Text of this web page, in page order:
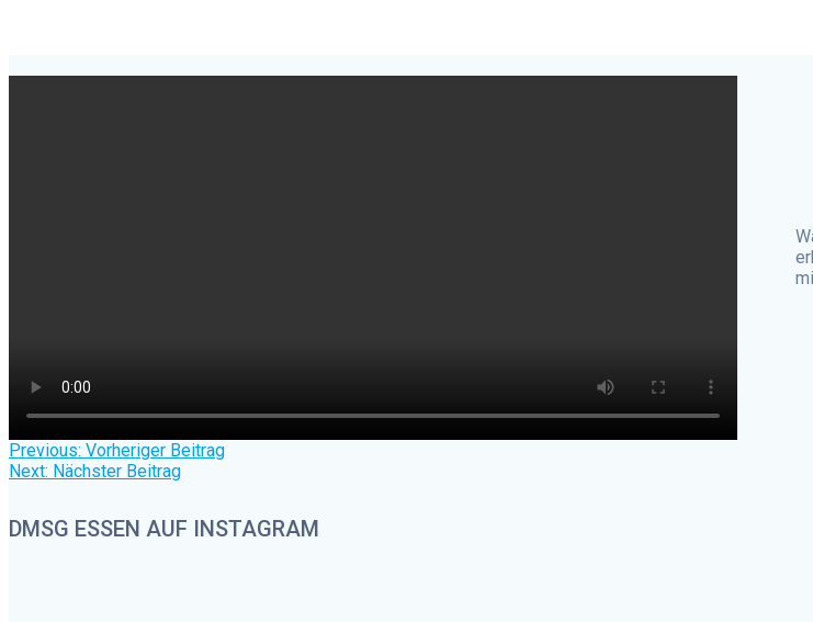
Beitragsnavigation
Previous: Previous
post:
Vorheriger Beitrag
Next: Next
Nächster Beitrag
DMSG ESSEN AUF INSTAGRAM